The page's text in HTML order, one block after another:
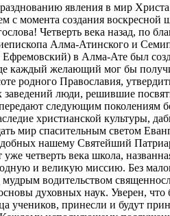
явления в мир
с момента создания воскресной
Четверть века назад, по
Алма-Атинского и
в Алма-Ате был
каждый желающий мог бы
родного Православия,
заведений люди, решившие
следующим поколениям
христианской культуры,
мир спасительным светом
нашему Святейший
четверть века школа,
и великую миссию. Без
мудрым водительством
духовных наук. Уверен, что
учеников, принесли и будут